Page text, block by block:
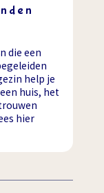
die een
help je
huis, het
hier